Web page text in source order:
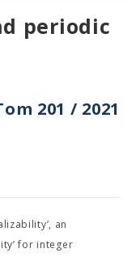
periodic
201 / 2021
an
for integer